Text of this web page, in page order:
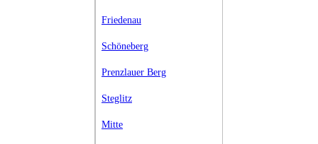
Friedenau
Schöneberg
Prenzlauer Berg
Steglitz
Mitte